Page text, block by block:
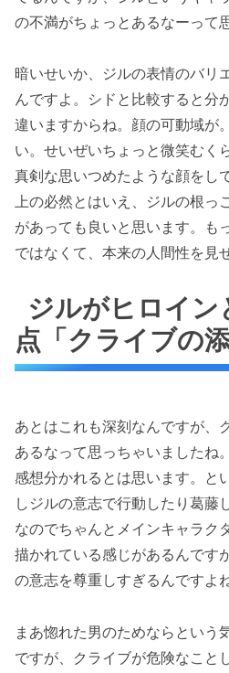
の不満がちょっとあるなーって
暗いせいか、ジルの表情のバリ
んですよ。シドと比較すると分
違いますからね。顔の可動域が
い。せいぜいちょっと微笑むく
真剣な思いつめたような顔をし
上の必然とはいえ、ジルの根っ
があっても良いと思います。も
ではなくて、本来の人間性を見
ジルがヒロイン
点「クライブの
あとはこれも深刻なんですが、
あるなって思っちゃいましたね
感想分かれるとは思います。と
しジルの意志で行動したり葛藤
なのでちゃんとメインキャラク
描かれている感じがあるんです
の意志を尊重しすぎるんですよね
まあ惚れた男のためならという
ですが、クライブが危険なこと